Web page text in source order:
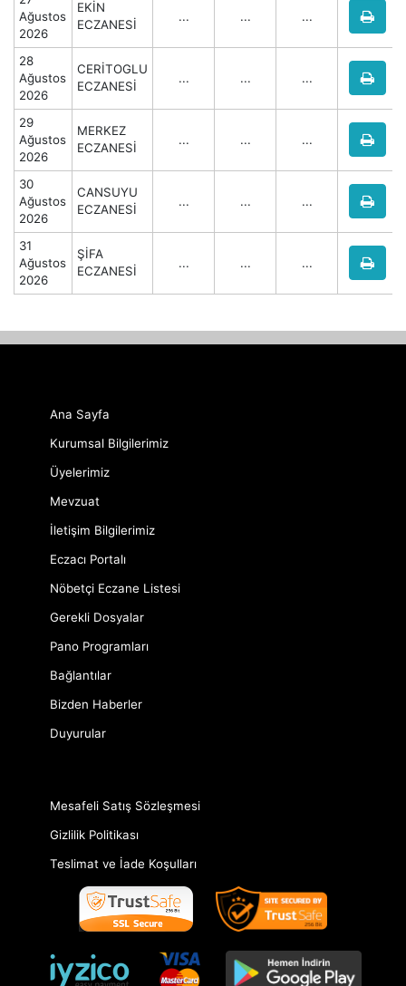
Ağustos
2026
EKİN
ECZANESİ
... ... ...
28
Ağustos
2026
CERİTOGLU
ECZANESİ
... ... ...
29
Ağustos
2026
MERKEZ
ECZANESİ
... ... ...
30
Ağustos
2026
CANSUYU
ECZANESİ
... ... ...
31
Ağustos
2026
ŞİFA
ECZANESİ
... ... ...
Ana Sayfa
Kurumsal Bilgilerimiz
Üyelerimiz
Mevzuat
İletişim Bilgilerimiz
Eczacı Portalı
Nöbetçi Eczane Listesi
Gerekli Dosyalar
Pano Programları
Bağlantılar
Bizden Haberler
Duyurular
Mesafeli Satış Sözleşmesi
Gizlilik Politikası
Teslimat ve İade Koşulları